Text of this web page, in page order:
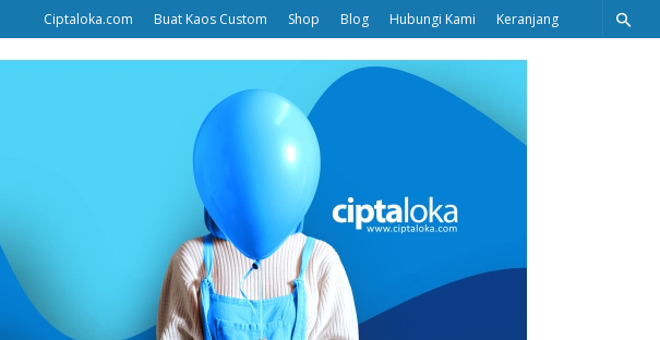
Ciptaloka.com Buat Kaos Custom Shop Blog Hubungi Kami Keranjang